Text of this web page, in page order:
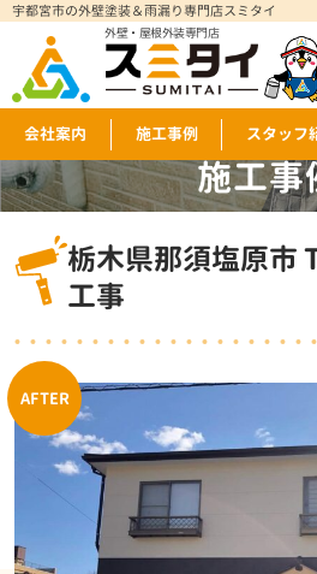
宇都宮市の外壁塗装＆雨漏り専門店スミタイ
外壁・屋根外装専門店
会社案内 施工事例 スタッフ
施工事
WORKS
栃木県那須塩原市
工事